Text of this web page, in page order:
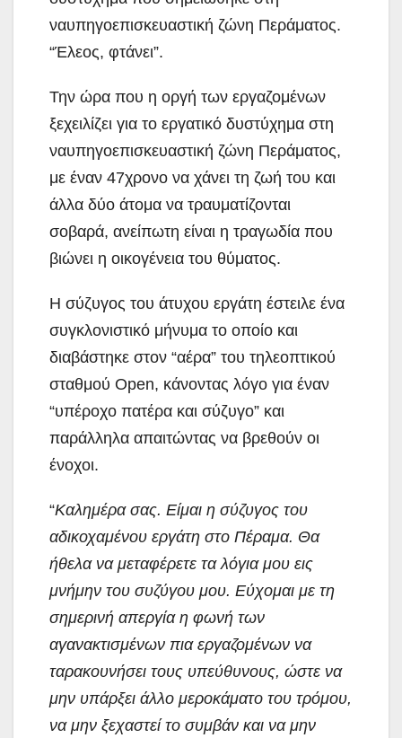
ναυπηγοεπισκευαστική ζώνη Περάματος.
“Έλεος, φτάνει”.
Την ώρα που η οργή των εργαζομένων
ξεχειλίζει για το εργατικό δυστύχημα στη
ναυπηγοεπισκευαστική ζώνη Περάματος,
με έναν 47χρονο να χάνει τη ζωή του και
άλλα δύο άτομα να τραυματίζονται
σοβαρά, ανείπωτη είναι η τραγωδία που
βιώνει η οικογένεια του θύματος.
Η σύζυγος του άτυχου εργάτη έστειλε ένα
συγκλονιστικό μήνυμα το οποίο και
διαβάστηκε στον “αέρα” του τηλεοπτικού
σταθμού Open, κάνοντας λόγο για έναν
“υπέροχο πατέρα και σύζυγο” και
παράλληλα απαιτώντας να βρεθούν οι
ένοχοι.
“Καλημέρα σας. Είμαι η σύζυγος του
αδικοχαμένου εργάτη στο Πέραμα. Θα
ήθελα να μεταφέρετε τα λόγια μου εις
μνήμην του συζύγου μου. Εύχομαι με τη
σημερινή απεργία η φωνή των
αγανακτισμένων πια εργαζομένων να
ταρακουνήσει τους υπεύθυνους, ώστε να
μην υπάρξει άλλο μεροκάματο του τρόμου,
να μην ξεχαστεί το συμβάν και να μην